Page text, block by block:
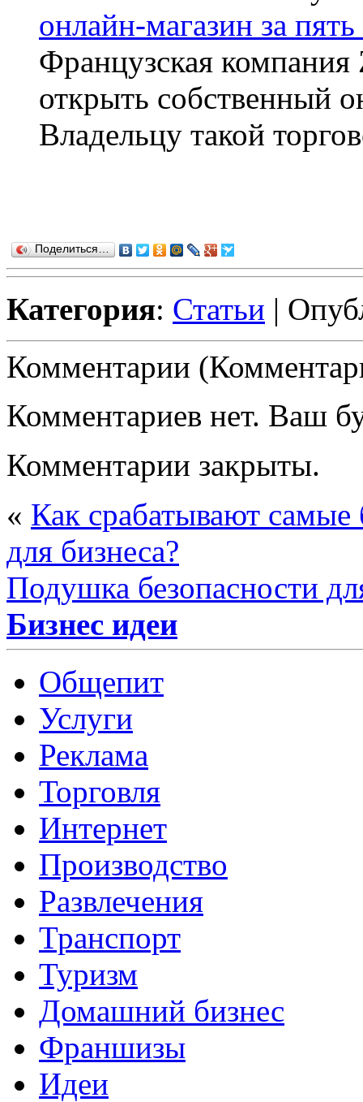
онлайн-магазин за
Французская
открыть собственный
Владельцу такой
Поделиться…
Категория: Статьи |
Комментарии
Комментариев нет. Ваш
Комментарии закрыты.
« Как срабатывают
для бизнеса?
Подушка безопасности
Бизнес идеи
Общепит
Услуги
Реклама
Торговля
Интернет
Производство
Развлечения
Транспорт
Туризм
Домашний бизнес
Франшизы
Идеи